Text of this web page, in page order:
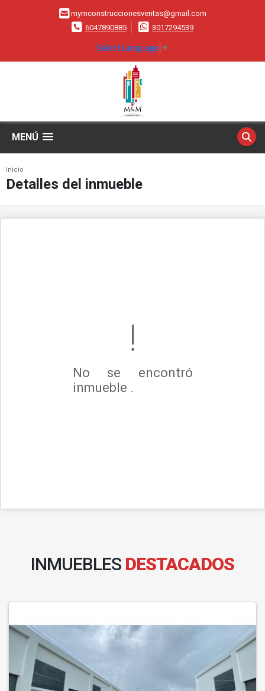
mymconstruccionesventas@gmail.com
6047890885
3017294539
Select Language ▼
MENÚ
Inicio
Detalles del inmueble
No se encontró
inmueble .
INMUEBLES DESTACADOS